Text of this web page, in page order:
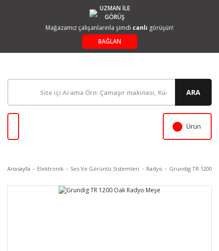
UZMAN İLE
GÖRÜŞ
Mağazamız çalışanlarınla şimdi canlı görüşün!
BAĞLAN
ARA
Ürün
Anasayfa Elektronik Ses Ve Görüntü Sistemleri Radyo Grundig TR 1200